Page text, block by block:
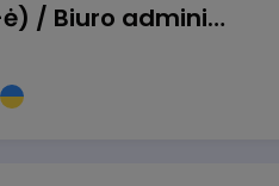
Pardavimų vadybininkas (-ė) / Biuro administratorius (-ė) (B2B)